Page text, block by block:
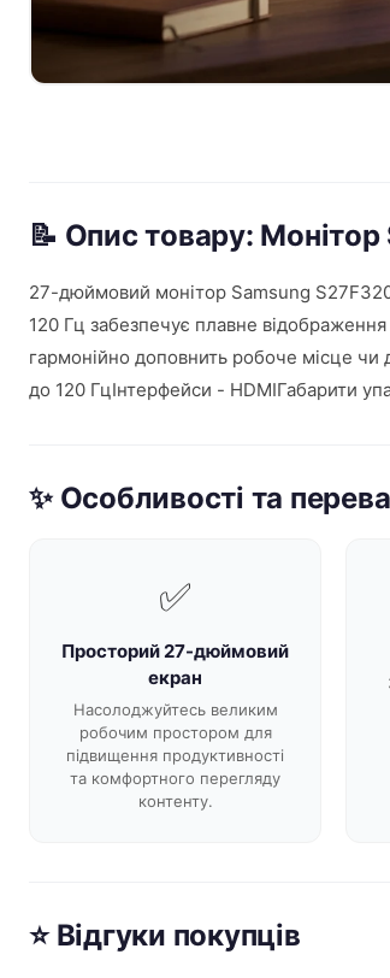
📝 Опис товару:
27-дюймовий монітор Samsung
120 Гц забезпечує плавне
гармонійно доповнить робоче місце
до 120 ГцІнтерфейси - HDMIГабарити
✨ Особливості та
✅
Просторий 27-дюймовий
екран
Насолоджуйтесь великим
робочим простором для
підвищення продуктивності
та комфортного перегляду
контенту.
⭐ Відгуки покупців